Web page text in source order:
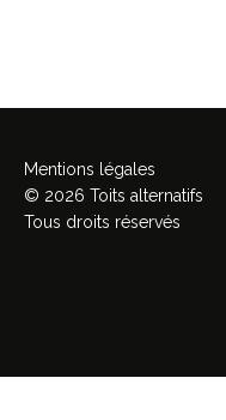
Mentions légales
© 2026 Toits alternatifs
Tous droits réservés